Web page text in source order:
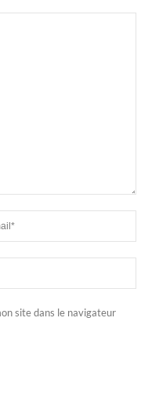
site dans le navigateur